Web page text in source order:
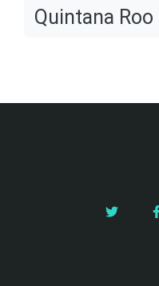
Quintana Roo